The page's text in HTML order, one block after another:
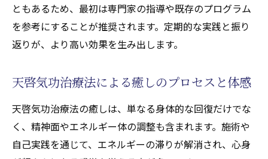
願望達成に役立つ天啓気功治療法の実践例
天啓気功治療法で潜在意識を活性化するコ
ともあるため、最初は専門家の指導や既存のプログラム
を参考にすることが推奨されます。定期的な実践と振り
返りが、より高い効果を生み出します。
天啓気功治療法による癒しのプロセスと体感
天啓気功治療法の癒しは、単なる身体的な回復だけでな
く、精神面やエネルギー体の調整も含まれます。施術や
自己実践を通じて、エネルギーの滞りが解消され、心身